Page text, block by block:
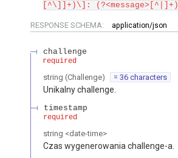
[^\]]+)\]: (?<message>[^|]+)
RESPONSE SCHEMA: application/json
challenge
required
string (Challenge) = 36 characters
Unikalny challenge.
timestamp
required
string <date-time>
Czas wygenerowania challenge-a.